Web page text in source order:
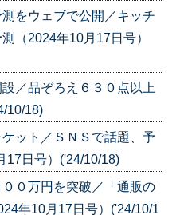
をウェブで公開／キッチ
（2024年10月17日号）
／品ぞろえ６３０点以上
10/18)
ット／ＳＮＳで話題、予
17日号）('24/10/18)
０万円を突破／「通販の
年10月17日号）('24/10/1